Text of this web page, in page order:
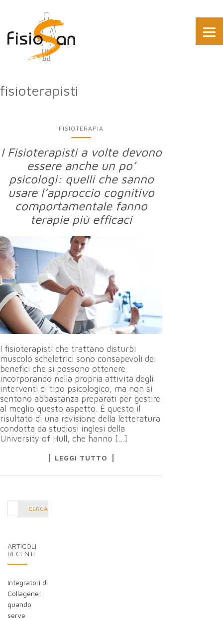
fisioterapisti
FISIOTERAPIA
I Fisioterapisti a volte devono
essere anche un po’
psicologi: quelli che sanno
usare l’approccio cognitivo
comportamentale fanno
terapie più efficaci
I fisioterapisti che trattano disturbi
muscolo scheletrici sono consapevoli dei
benefici che si possono ottenere
incorporando nella propria attività degli
interventi di tipo psicologico, ma non si
sentono abbastanza preparati per gestire
al meglio questo aspetto. È questo il
risultato di una revisione della letteratura
condotta da studiosi inglesi della
University of Hull, che hanno […]
LEGGI TUTTO
CERCA
ARTICOLI
RECENTI
Integratori di
Collagene:
quando
serve